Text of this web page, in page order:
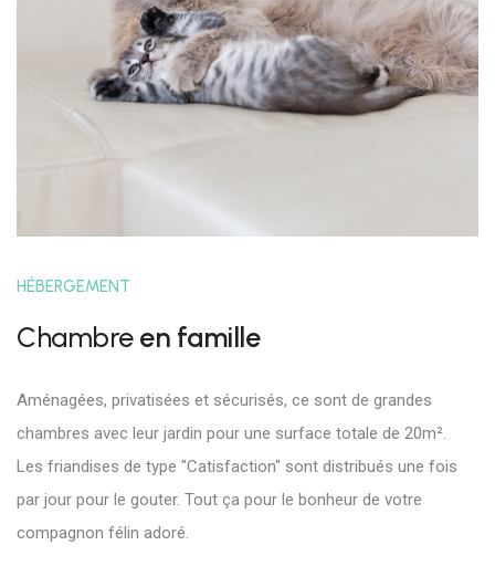
HÉBERGEMENT
Chambre en famille
Aménagées, privatisées et sécurisés, ce sont de grandes
chambres avec leur jardin pour une surface totale de 20m².
Les friandises de type "Catisfaction" sont distribués une fois
par jour pour le gouter. Tout ça pour le bonheur de votre
compagnon félin adoré.